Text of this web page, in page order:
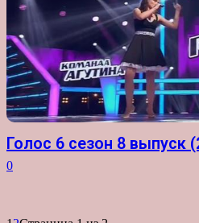
Голос 6 сезон 8 выпуск
0